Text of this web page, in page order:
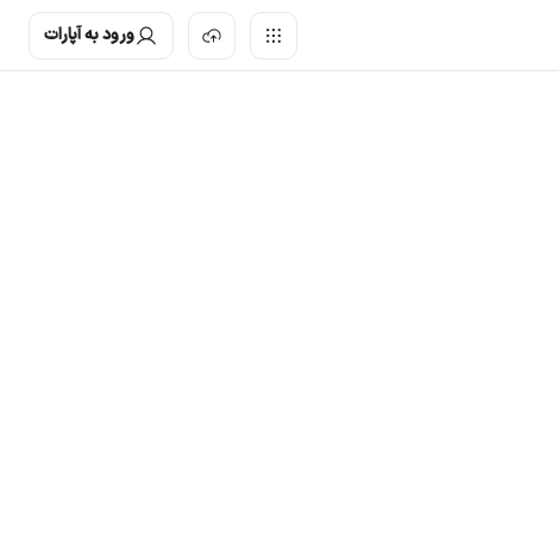
ورود به آپارات